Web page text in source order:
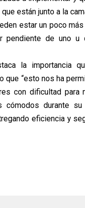
están junto a la
estar un poco
pendiente de uno u
la importancia
“esto nos ha
con dificultad para
durante su
eficiencia y